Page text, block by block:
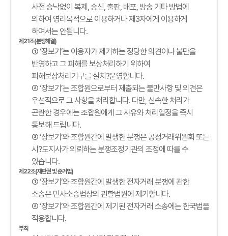
사전 승낙없이 복제, 송신, 출판, 배포, 방송 기타 방법에
의하여 영리목적으로 이용하거나 제3자에게 이용하게
하여서는 안됩니다.
제21조(분쟁해결)
① ‘장보기’는 이용자가 제기하는 정당한 의견이나 불만을
반영하고 그 피해를 보상처리하기 위하여
피해보상처리기구를 설치?운영합니다.
② ‘장보기’는 조합원으로부터 제출되는 불만사항 및 의견은
우선적으로 그 사항을 처리합니다. 다만, 신속한 처리가
곤란한 경우에는 조합원에게 그 사유와 처리일정을 즉시
통보해 드립니다.
③ ‘장보기’와 조합원간에 발생한 분쟁은 공정거래위원회 또는
시?도지사가 의뢰하는 분쟁조정기관의 조정에 따를 수
있습니다.
제22조(재판권 및 준거법)
① ‘장보기’와 조합원간에 발생한 전자거래 분쟁에 관한
소송은 민사소송법상의 관할법원에 제기합니다.
② ‘장보기’와 조합원간에 제기된 전자거래 소송에는 한국법을
적용합니다.
부칙